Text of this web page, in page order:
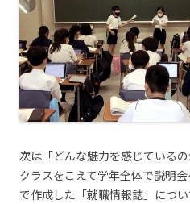
次は「どんな魅力を感じている
クラスをこえて学年全体で説明
で作成した「就職情報誌」につ